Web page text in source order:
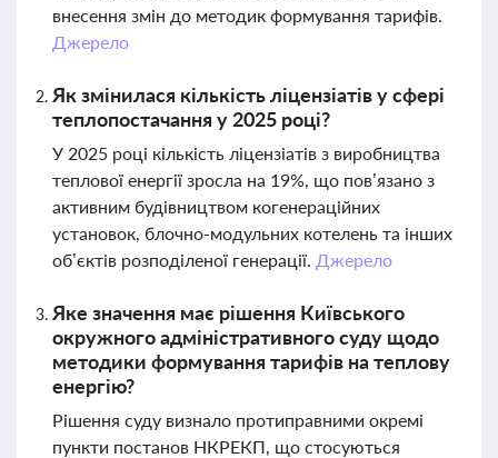
внесення змін до методик формування тарифів.
Джерело
Як змінилася кількість ліцензіатів у сфері
теплопостачання у 2025 році?
У 2025 році кількість ліцензіатів з виробництва
теплової енергії зросла на 19%, що пов’язано з
активним будівництвом когенераційних
установок, блочно-модульних котелень та інших
об’єктів розподіленої генерації. Джерело
Яке значення має рішення Київського
окружного адміністративного суду щодо
методики формування тарифів на теплову
енергію?
Рішення суду визнало протиправними окремі
пункти постанов НКРЕКП, що стосуються